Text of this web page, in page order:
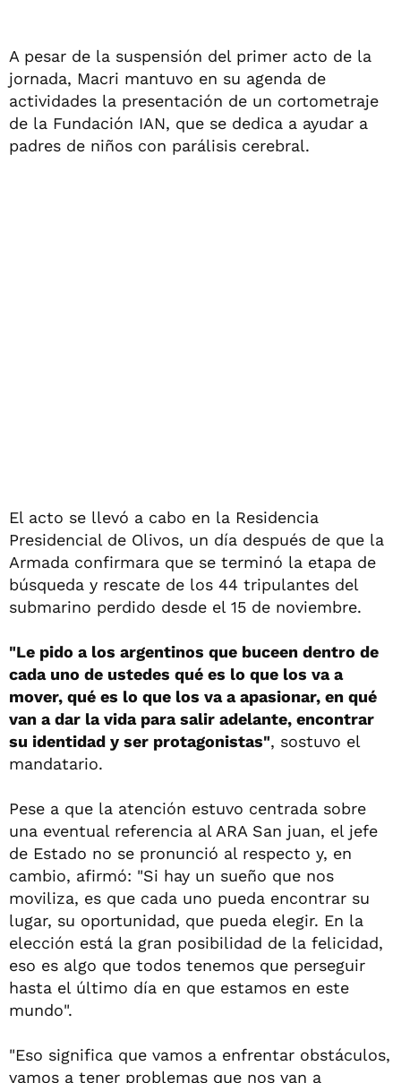
A pesar de la suspensión del primer acto de la
jornada, Macri mantuvo en su agenda de
actividades la presentación de un cortometraje
de la Fundación IAN, que se dedica a ayudar a
padres de niños con parálisis cerebral.
El acto se llevó a cabo en la Residencia
Presidencial de Olivos, un día después de que la
Armada confirmara que se terminó la etapa de
búsqueda y rescate de los 44 tripulantes del
submarino perdido desde el 15 de noviembre.
"Le pido a los argentinos que buceen dentro de
cada uno de ustedes qué es lo que los va a
mover, qué es lo que los va a apasionar, en qué
van a dar la vida para salir adelante, encontrar
su identidad y ser protagonistas", sostuvo el
mandatario.
Pese a que la atención estuvo centrada sobre
una eventual referencia al ARA San juan, el jefe
de Estado no se pronunció al respecto y, en
cambio, afirmó: "Si hay un sueño que nos
moviliza, es que cada uno pueda encontrar su
lugar, su oportunidad, que pueda elegir. En la
elección está la gran posibilidad de la felicidad,
eso es algo que todos tenemos que perseguir
hasta el último día en que estamos en este
mundo".
"Eso significa que vamos a enfrentar obstáculos,
vamos a tener problemas que nos van a